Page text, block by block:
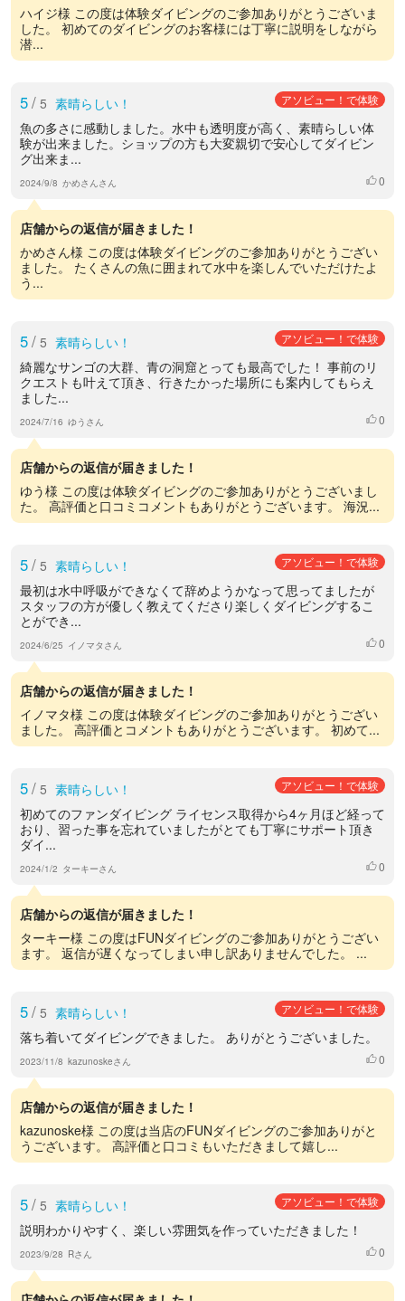
ハイジ様 この度は体験ダイビングのご参加ありがとうございま
した。 初めてのダイビングのお客様には丁寧に説明をしながら
潜...
5/ 5 素晴らしい！ アソビュー！で体験
魚の多さに感動しました。水中も透明度が高く、素晴らしい体
験が出来ました。ショップの方も大変親切で安心してダイビン
グ出来ま...
2024/9/8 かめさんさん いいね
0
店舗からの返信が届きました！
かめさん様 この度は体験ダイビングのご参加ありがとうござい
ました。 たくさんの魚に囲まれて水中を楽しんでいただけたよ
う...
5/ 5 素晴らしい！ アソビュー！で体験
綺麗なサンゴの大群、青の洞窟とっても最高でした！ 事前のリ
クエストも叶えて頂き、行きたかった場所にも案内してもらえ
ました...
2024/7/16 ゆうさん いいね
0
店舗からの返信が届きました！
ゆう様 この度は体験ダイビングのご参加ありがとうございまし
た。 高評価と口コミコメントもありがとうございます。 海況...
5/ 5 素晴らしい！ アソビュー！で体験
最初は水中呼吸ができなくて辞めようかなって思ってましたが
スタッフの方が優しく教えてくださり楽しくダイビングするこ
とができ...
2024/6/25 イノマタさん いいね
0
店舗からの返信が届きました！
イノマタ様 この度は体験ダイビングのご参加ありがとうござい
ました。 高評価とコメントもありがとうございます。 初めて...
5/ 5 素晴らしい！ アソビュー！で体験
初めてのファンダイビング ライセンス取得から4ヶ月ほど経って
おり、習った事を忘れていましたがとても丁寧にサポート頂き
ダイ...
2024/1/2 ターキーさん いいね
0
店舗からの返信が届きました！
ターキー様 この度はFUNダイビングのご参加ありがとうござい
ます。 返信が遅くなってしまい申し訳ありませんでした。 ...
5/ 5 素晴らしい！ アソビュー！で体験
落ち着いてダイビングできました。 ありがとうございました。
2023/11/8 kazunoskeさん いいね
0
店舗からの返信が届きました！
kazunoske様 この度は当店のFUNダイビングのご参加ありがと
うございます。 高評価と口コミもいただきまして嬉し...
5/ 5 素晴らしい！ アソビュー！で体験
説明わかりやすく、楽しい雰囲気を作っていただきました！
2023/9/28 Rさん いいね
0